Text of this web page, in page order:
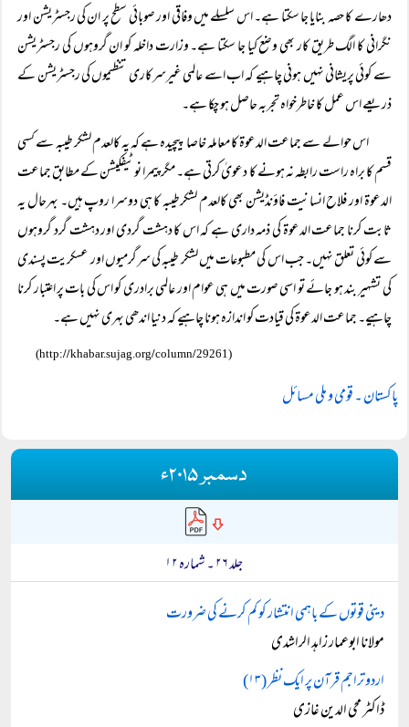
دھارے کا حصہ بنایا جا سکتا ہے۔ اس سلسلے میں وفاقی اور صوبائی سطح پر ان کی رجسٹریشن اور
نگرانی کا الگ طریق کار بھی وضع کیا جا سکتا ہے۔ وزارت داخلہ کو ان گروہوں کی رجسٹریشن
سے کوئی پریشانی نہیں ہونی چاہیے کہ اب اسے عالمی غیرسرکاری تنظیموں کی رجسٹریشن کے
ذریعے اس عمل کا خاطرخواہ تجربہ حاصل ہو چکا ہے۔
اس حوالے سے جماعت الدعوۃ کا معاملہ خاصا پیچیدہ ہے کہ یہ کالعدم لشکر طیبہ سے کسی
قسم کا براہ راست رابطہ نہ ہونے کا دعویٰ کرتی ہے۔ مگر پیمرا نوٹیفکیشن کے مطابق جماعت
الدعوۃ اور فلاح انسانیت فاؤنڈیشن بھی کالعدم لشکرطیبہ کا ہی دوسرا روپ ہیں۔ بہرحال یہ
ثابت کرنا جماعت الدعوۃ کی ذمہ داری ہے کہ اس کا دہشت گردی اور دہشت گرد گروہوں
سے کوئی تعلق نہیں۔ جب اس کی مطبوعات میں لشکر طیبہ کی سرگرمیوں اور عسکریت پسندی
کی تشہیر بند ہو جائے تو اسی صورت میں ہی عوام اور عالمی برادری کو اس کی بات پر اعتبار کرنا
چاہیے۔ جماعت الدعوۃ کی قیادت کو اندازہ ہونا چاہیے کہ دنیا اندھی بہری نہیں ہے۔
(http://khabar.sujag.org/column/29261)
پاکستان ۔ قومی و ملی مسائل
دسمبر ۲۰۱۵ء
جلد ۲۶ ۔ شمارہ ۱۲
دینی قوتوں کے باہمی انتشار کو کم کرنے کی ضرورت
مولانا ابوعمار زاہد الراشدی
اردو تراجم قرآن پر ایک نظر (۱۳)
ڈاکٹر محی الدین غازی